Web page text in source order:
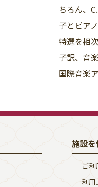
ちろん、
子とピア
特選を相
子訳、音
国際音楽
施設を
ご利
利用